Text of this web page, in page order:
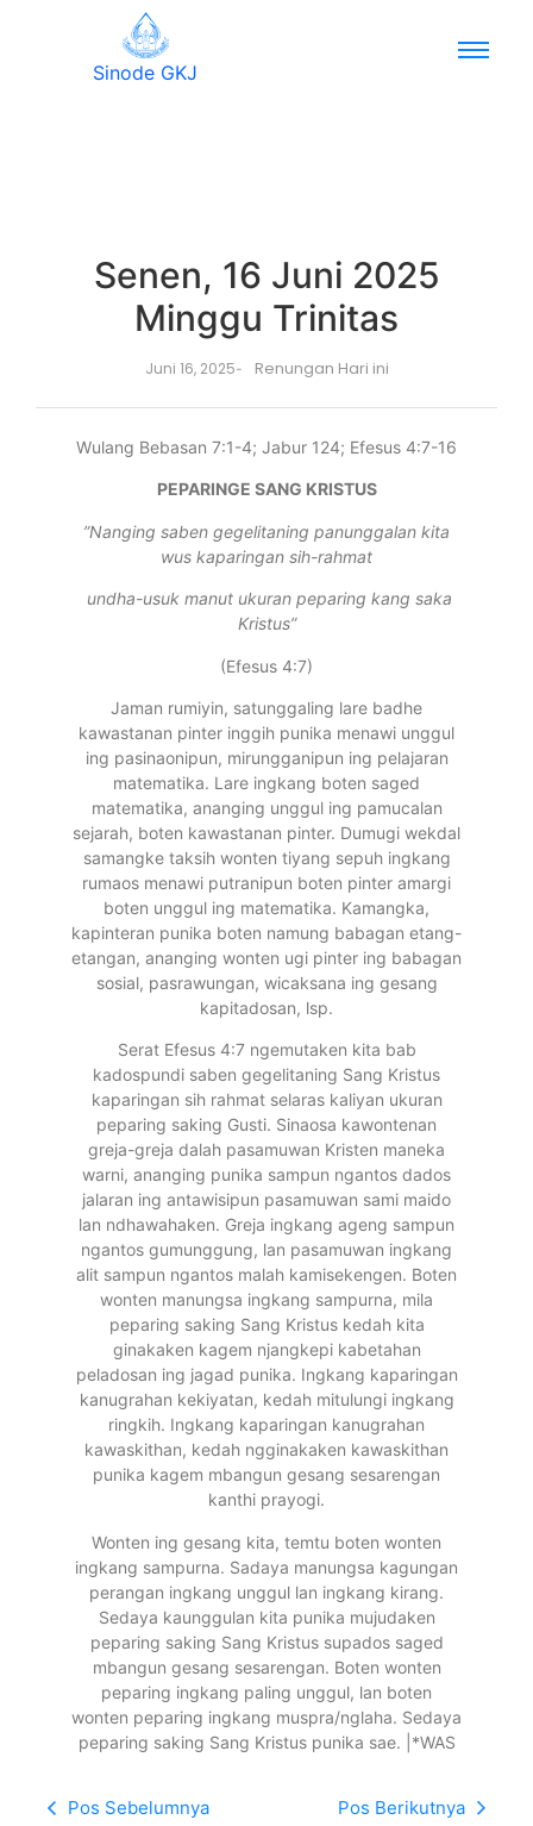
Sinode GKJ
Senen, 16 Juni 2025
Minggu Trinitas
Juni 16, 2025- Renungan Hari ini
Wulang Bebasan 7:1-4; Jabur 124; Efesus 4:7-16
PEPARINGE SANG KRISTUS
”Nanging saben gegelitaning panunggalan kita
wus kaparingan sih-rahmat
undha-usuk manut ukuran peparing kang saka
Kristus”
(Efesus 4:7)
Jaman rumiyin, satunggaling lare badhe
kawastanan pinter inggih punika menawi unggul
ing pasinaonipun, mirungganipun ing pelajaran
matematika. Lare ingkang boten saged
matematika, ananging unggul ing pamucalan
sejarah, boten kawastanan pinter. Dumugi wekdal
samangke taksih wonten tiyang sepuh ingkang
rumaos menawi putranipun boten pinter amargi
boten unggul ing matematika. Kamangka,
kapinteran punika boten namung babagan etang-
etangan, ananging wonten ugi pinter ing babagan
sosial, pasrawungan, wicaksana ing gesang
kapitadosan, lsp.
Serat Efesus 4:7 ngemutaken kita bab
kadospundi saben gegelitaning Sang Kristus
kaparingan sih rahmat selaras kaliyan ukuran
peparing saking Gusti. Sinaosa kawontenan
greja-greja dalah pasamuwan Kristen maneka
warni, ananging punika sampun ngantos dados
jalaran ing antawisipun pasamuwan sami maido
lan ndhawahaken. Greja ingkang ageng sampun
ngantos gumunggung, lan pasamuwan ingkang
alit sampun ngantos malah kamisekengen. Boten
wonten manungsa ingkang sampurna, mila
peparing saking Sang Kristus kedah kita
ginakaken kagem njangkepi kabetahan
peladosan ing jagad punika. Ingkang kaparingan
kanugrahan kekiyatan, kedah mitulungi ingkang
ringkih. Ingkang kaparingan kanugrahan
kawaskithan, kedah ngginakaken kawaskithan
punika kagem mbangun gesang sesarengan
kanthi prayogi.
Wonten ing gesang kita, temtu boten wonten
ingkang sampurna. Sadaya manungsa kagungan
perangan ingkang unggul lan ingkang kirang.
Sedaya kaunggulan kita punika mujudaken
peparing saking Sang Kristus supados saged
mbangun gesang sesarengan. Boten wonten
peparing ingkang paling unggul, lan boten
wonten peparing ingkang muspra/nglaha. Sedaya
peparing saking Sang Kristus punika sae. |*WAS
Pos Sebelumnya Pos Berikutnya